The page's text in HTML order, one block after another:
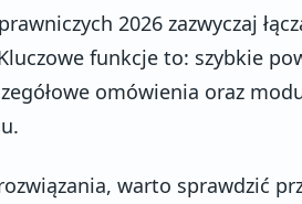
2026 zazwyczaj
funkcje to: szybkie
omówienia oraz
warto sprawdzić